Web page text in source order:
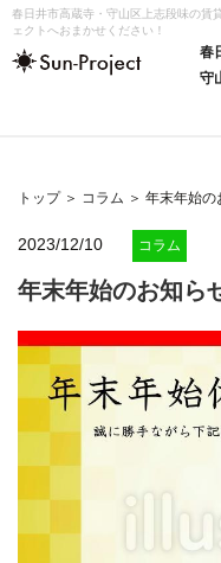
コ春日井市高蔵寺・守山区上志段味の賃
ェクトへおまかせください！
春
守
トップ＞ コラム ＞ 年末年始
2023/12/10 コラム
年末年始のお知ら